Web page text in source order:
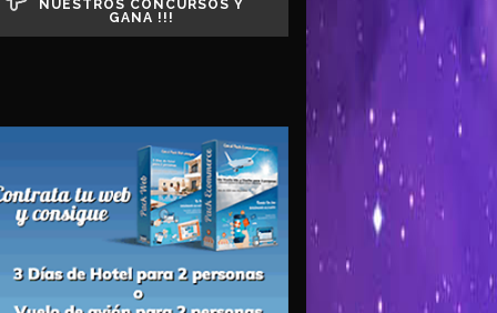
NUESTROS CONCURSOS Y
GANA !!!